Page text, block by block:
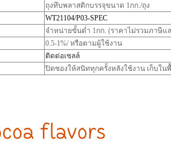
ถุงทึบพลาสติกบรรจุขนาด 1กก./ถุง
WT21104/P03-SPEC
จำหน่ายขั้นต่ำ 1กก. (ราคาไม่รวมภาษีแ
0.5-1%/ หรือตามผู้ใช้งาน
ติดต่อเซลล์
ปิดซองให้สนิททุกครั้งหลังใช้งาน เก็บใ